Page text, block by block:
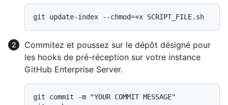
Commitez et poussez sur le dépôt désigné pour
les hooks de pré-réception sur votre instance
GitHub Enterprise Server.
git commit -m "YOUR COMMIT MESSAGE"